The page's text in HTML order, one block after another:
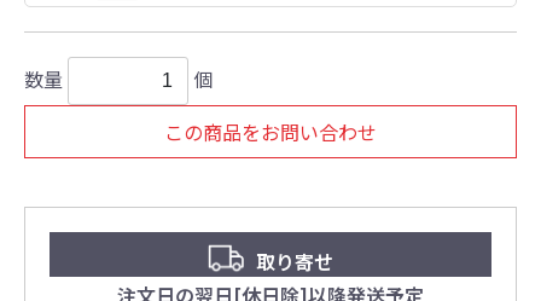
数量
個
この商品をお問い合わせ
取り寄せ
注文日の翌日[休日除]以降発送予定